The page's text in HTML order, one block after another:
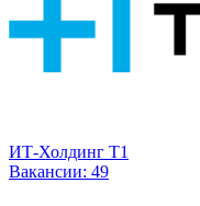
ИТ-Холдинг Т1
Вакансии: 49